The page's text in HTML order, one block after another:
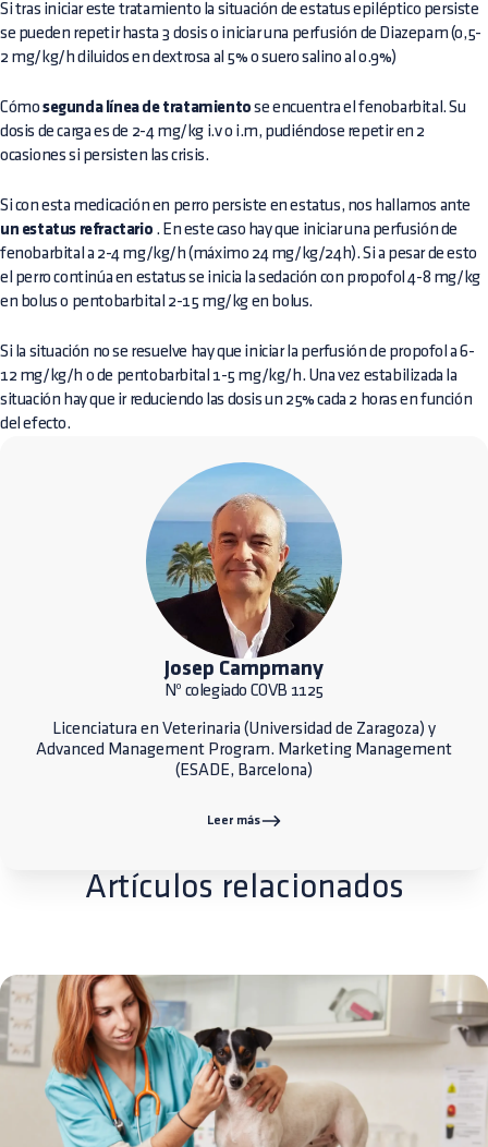
Si tras iniciar este tratamiento la situación de estatus epiléptico persiste
se pueden repetir hasta 3 dosis o iniciar una perfusión de Diazepam (0,5-
2 mg/kg/h diluidos en dextrosa al 5% o suero salino al 0.9%)
Cómo segunda línea de tratamiento se encuentra el fenobarbital. Su
dosis de carga es de 2-4 mg/kg i.v o i.m, pudiéndose repetir en 2
ocasiones si persisten las crisis.
Si con esta medicación en perro persiste en estatus, nos hallamos ante
un estatus refractario . En este caso hay que iniciar una perfusión de
fenobarbital a 2-4 mg/kg/h (máximo 24 mg/kg/24h). Si a pesar de esto
el perro continúa en estatus se inicia la sedación con propofol 4-8 mg/kg
en bolus o pentobarbital 2-15 mg/kg en bolus.
Si la situación no se resuelve hay que iniciar la perfusión de propofol a 6-
12 mg/kg/h o de pentobarbital 1-5 mg/kg/h. Una vez estabilizada la
situación hay que ir reduciendo las dosis un 25% cada 2 horas en función
del efecto.
Josep Campmany
Nº colegiado COVB 1125
Licenciatura en Veterinaria (Universidad de Zaragoza) y
Advanced Management Program. Marketing Management
(ESADE, Barcelona)
Leer más
Artículos relacionados